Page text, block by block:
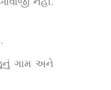
જૂનું ગામ અને